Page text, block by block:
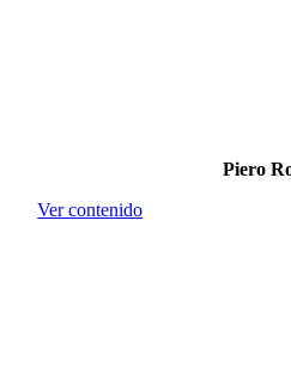
Piero
Ver contenido